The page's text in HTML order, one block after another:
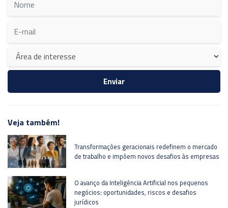
Veja também!
Transformações geracionais redefinem o mercado
de trabalho e impõem novos desafios às empresas
O avanço da Inteligência Artificial nos pequenos
negócios: oportunidades, riscos e desafios
jurídicos